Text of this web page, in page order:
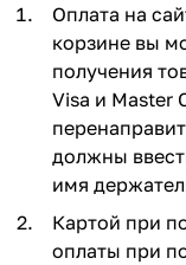
Оплата на
корзине вы
получения
Visa и Master
должны
имя
Картой при
оплаты при